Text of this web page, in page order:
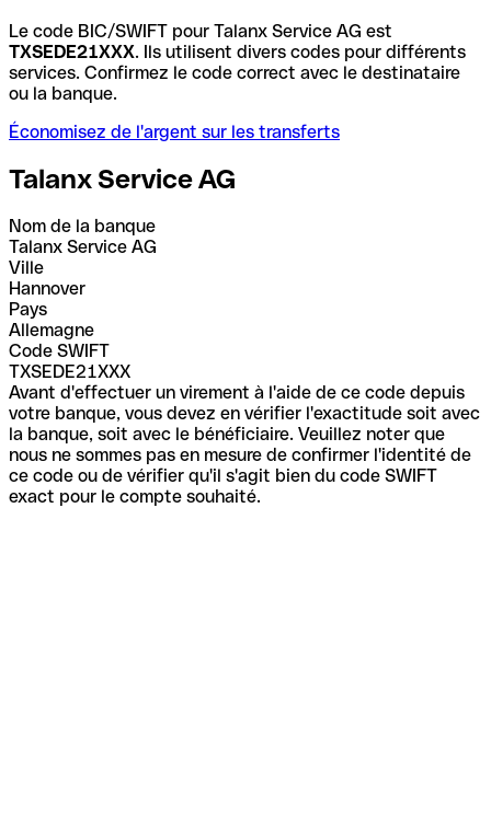
Le code BIC/SWIFT pour Talanx Service AG est
TXSEDE21XXX. Ils utilisent divers codes pour différents
services. Confirmez le code correct avec le destinataire
ou la banque.
Économisez de l'argent sur les transferts
Talanx Service AG
Nom de la banque
Talanx Service AG
Ville
Hannover
Pays
Allemagne
Code SWIFT
TXSEDE21XXX
Avant d'effectuer un virement à l'aide de ce code depuis
votre banque, vous devez en vérifier l'exactitude soit avec
la banque, soit avec le bénéficiaire. Veuillez noter que
nous ne sommes pas en mesure de confirmer l'identité de
ce code ou de vérifier qu'il s'agit bien du code SWIFT
exact pour le compte souhaité.